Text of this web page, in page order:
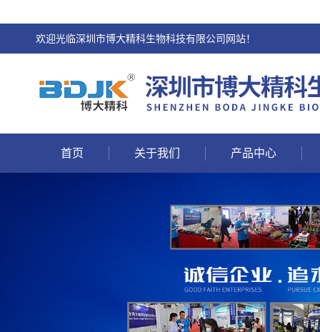
欢迎光临深圳市博大精科生物科技有限公司网站！
首页 关于我们 产品中心